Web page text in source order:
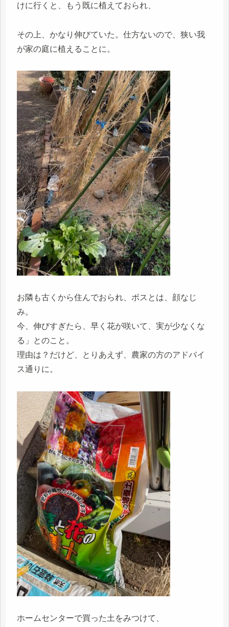
けに行くと、もう既に植えておられ、
その上、かなり伸びていた。仕方ないので、狭い我
が家の庭に植えることに。
お隣も古くから住んでおられ、ボスとは、顔なじ
み。
今、伸びすぎたら、早く花が咲いて、実が少なくな
る」とのこと。
理由は？だけど、とりあえず、農家の方のアドバイ
ス通りに。
ホームセンターで買った土をみつけて、